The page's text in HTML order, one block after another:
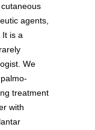
agents,
It is a
We
treatment
with